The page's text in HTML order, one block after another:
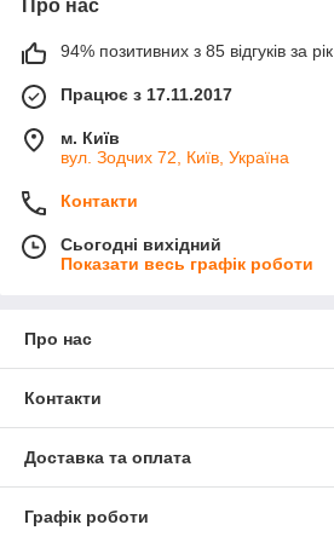
Про нас
94% позитивних з 85 відгуків за рік
Працює з 17.11.2017
м. Київ
вул. Зодчих 72, Київ, Україна
Контакти
Сьогодні вихідний
Показати весь графік роботи
Про нас
Контакти
Доставка та оплата
Графік роботи